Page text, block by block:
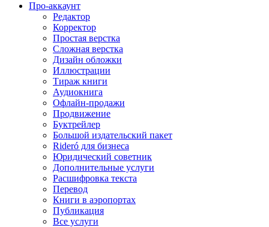
Про-аккаунт
Редактор
Корректор
Простая верстка
Сложная верстка
Дизайн обложки
Иллюстрации
Тираж книги
Аудиокнига
Офлайн-продажи
Продвижение
Буктрейлер
Большой издательский пакет
Rideró для бизнеса
Юридический советник
Дополнительные услуги
Расшифровка текста
Перевод
Книги в аэропортах
Публикация
Все услуги